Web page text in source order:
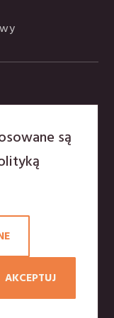
pobytu
z
są
AKCEPTUJ